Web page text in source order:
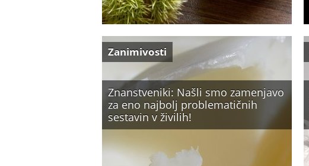
Znanstveniki: Našli smo zamenjavo
za eno najbolj problematičnih
sestavin v živilih!
Zanimivosti